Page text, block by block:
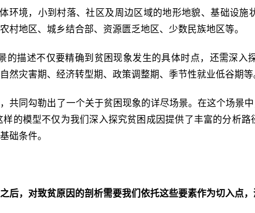
环境，小到村落、社区及周边区域的地形地貌、基础设
地区、城乡结合部、资源匮乏地区、少数民族地区等。
的描述不仅要精确到贫困现象发生的具体时点，还需深
灾害期、经济转型期、政策调整期、季节性就业低谷期等
共同勾勒出了一个关于贫困现象的详尽场景。在这个场景
的模型不仅为我们深入探究贫困成因提供了丰富的分析
础条件。
，对致贫原因的剖析需要我们依托这些要素作为切入点，